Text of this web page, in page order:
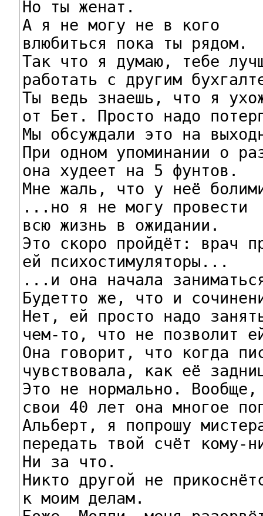
Но ты женат.
А я не могу не в кого
влюбиться пока ты рядом.
Tак что я думаю, тебе
работать с другим
Tы ведь знаешь, что я
от Бет. Просто надо
Мы обсуждали это на
При одном упоминании о
она худеет на 5 фунтов.
Мне жаль, что у неё
...но я не могу провести
всю жизнь в ожидании.
Это скоро пройдёт: врач
ей психостимуляторы...
...и она начала
Будетто же, что и
Нет, ей просто надо
чем-то, что не позволит
Она говорит, что когда
чувствовала, как её
Это не нормально.
свои 40 лет она многое
Альберт, я попрошу
передать твой счёт кому-
Ни за что.
Никто другой не
к моим делам.